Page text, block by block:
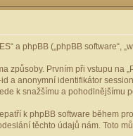
a phpBB („phpBB software“,
způsoby. Prvním při vstupu na
a anonymní identifikátor
k snažšímu a pohodlnějšímu
k phpBB software během
těchto údajů nám. Toto